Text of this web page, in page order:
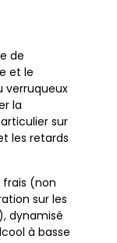
de
et le
verruqueux
la
sur
les retards
frais (non
sur les
dynamisé
à basse